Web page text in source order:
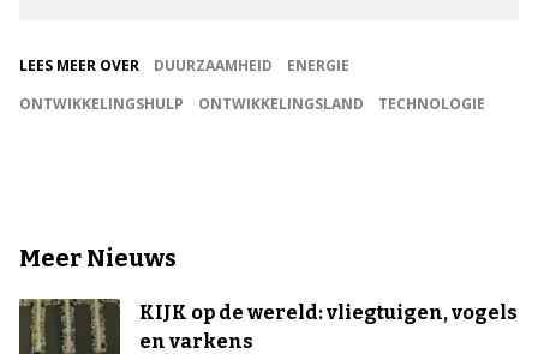
LEES MEER OVER DUURZAAMHEID
ENERGIE
ONTWIKKELINGSHULP
ONTWIKKELINGSLAND TECHNOLOGIE
Meer Nieuws
KIJK op de wereld: vliegtuigen, vogels
en varkens